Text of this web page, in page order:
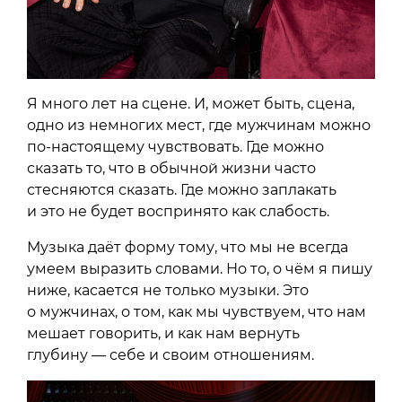
Я много лет на сцене. И, может быть, сцена,
одно из немногих мест, где мужчинам можно
по-настоящему чувствовать. Где можно
сказать то, что в обычной жизни часто
стесняются сказать. Где можно заплакать
и это не будет воспринято как слабость.
Музыка даёт форму тому, что мы не всегда
умеем выразить словами. Но то, о чём я пишу
ниже, касается не только музыки. Это
о мужчинах, о том, как мы чувствуем, что нам
мешает говорить, и как нам вернуть
глубину — себе и своим отношениям.